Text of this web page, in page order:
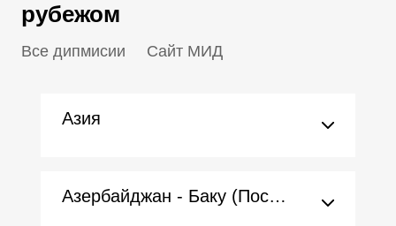
рубежом
Все дипмисии Сайт МИД
Азия
Азербайджан - Баку (Посольство)